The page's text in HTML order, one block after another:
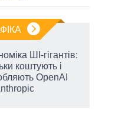
ШІ-гігантів:
коштують і
OpenAI